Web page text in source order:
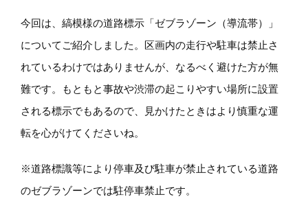
今回は、縞模様の道路標示「ゼブラゾーン（導流帯）」
についてご紹介しました。区画内の走行や駐車は禁止さ
れているわけではありませんが、なるべく避けた方が無
難です。もともと事故や渋滞の起こりやすい場所に設置
される標示でもあるので、見かけたときはより慎重な運
転を心がけてくださいね。
※道路標識等により停車及び駐車が禁止されている道路
のゼブラゾーンでは駐停車禁止です。